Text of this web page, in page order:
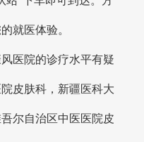
就医体验。
医院的诊疗水平有疑
皮肤科，新疆医科大
尔自治区中医医院皮